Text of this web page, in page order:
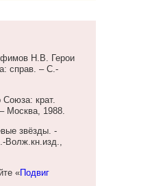
Н.В. Герои
справ. – С.-
Союза: крат.
Москва, 1988.
звёзды. -
Волж.кн.изд.,
«Подвиг